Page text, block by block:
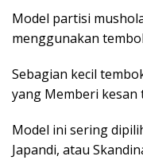
Model partisi
menggunakan
Sebagian kecil
yang Memberi
Model ini sering
Japandi, atau